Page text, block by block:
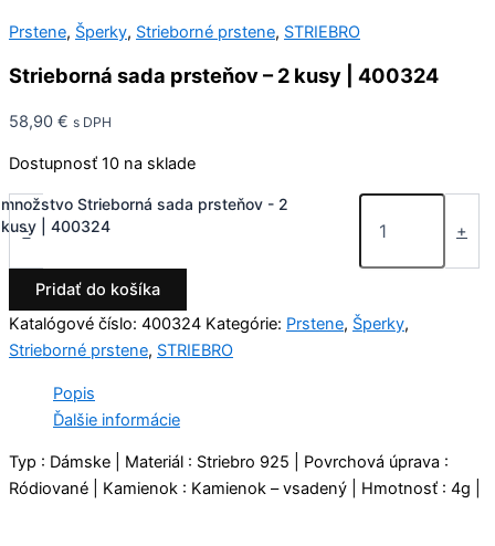
Prstene, Šperky, Strieborné prstene, STRIEBRO
Strieborná sada prsteňov – 2 kusy | 400324
58,90 € s DPH
Dostupnosť 10 na sklade
-
množstvo Strieborná sada prsteňov - 2
kusy | 400324
+
Pridať do košíka
Katalógové číslo: 400324 Kategórie: Prstene, Šperky,
Strieborné prstene, STRIEBRO
Popis
Ďalšie informácie
Typ : Dámske | Materiál : Striebro 925 | Povrchová úprava :
Ródiované | Kamienok : Kamienok – vsadený | Hmotnosť : 4g |